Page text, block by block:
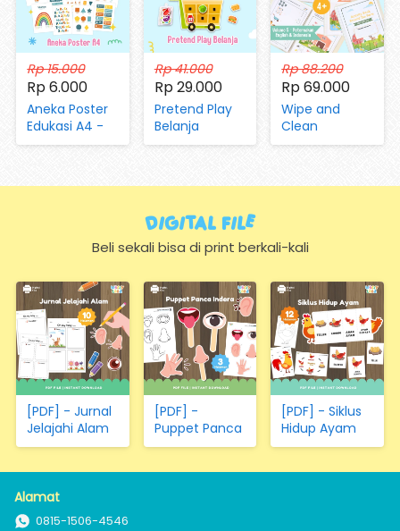
Rp 15.000
Rp 6.000
Aneka Poster
Edukasi A4 -
Mengenal
(Hanya
Kertas)
Rp 41.000
Rp 29.000
Pretend Play
Belanja
(dengan
Rp 88.200
Rp 69.000
Wipe and
Clean
Worksheet Vol
Digital FIle
Beli sekali bisa di print berkali-kali
[PDF] - Jurnal
Jelajahi Alam
[PDF] -
Puppet Panca
Indera
[PDF] - Siklus
Hidup Ayam
Alamat
0815-1506-4546